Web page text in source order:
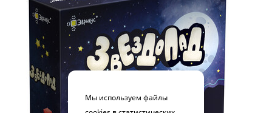
Мы используем файлы